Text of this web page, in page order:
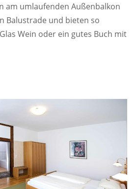
am umlaufenden Außenbalkon
Balustrade und bieten so
Wein oder ein gutes Buch mit